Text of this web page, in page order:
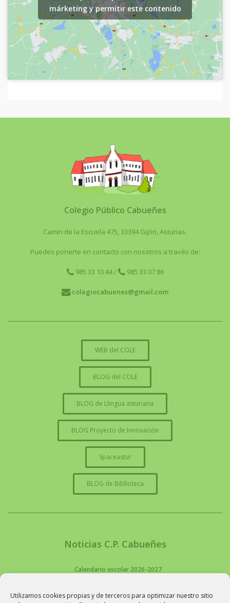
Utilizamos cookies propias y de terceros para optimizar nuestro sitio
márketing y permitir este contenido
Colegio Público Cabueñes
Camin de la Escuela 475, 33394 Gijón, Asturias.
Puedes ponerte en contacto con nosotros a través de:
985 33 10 44/ 985 33 07 86
colegiocabuenes@gmail.com
WEB del COLE
BLOG del COLE
BLOG de Llingua asturiana
BLOG Proyecto de Innovación
Spaceastur
BLOG de Biblioteca
Noticias C.P. Cabueñes
Calendario escolar 2026-2027
Festivos en Gijón Curso 2026 - 2027: Pendientes de […]